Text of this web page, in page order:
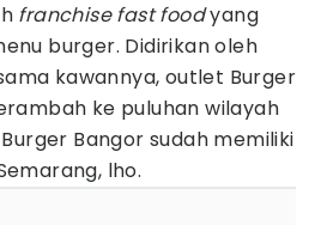
franchise fast foodyang
burger. Didirikan oleh
kawannya, outlet Burger
ke puluhan wilayah
Bangor sudah memiliki
lho.